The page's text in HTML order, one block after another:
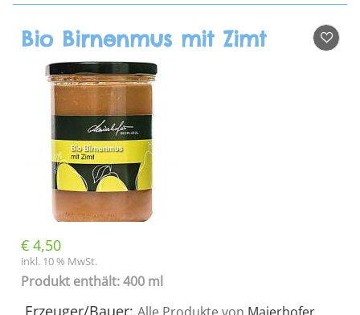
Bio Birnenmus mit Zimt
€ 4,50
inkl. 10 % MwSt.
Produkt enthält: 400 ml
Erzeuger/Bauer: